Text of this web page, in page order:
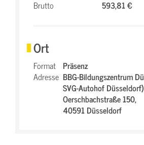
Brutto
593,81 €
Ort
Format Präsenz
Adresse BBG-Bildungszentrum
SVG-Autohof
Oerschbachstraße 150,
40591 Düsseldorf